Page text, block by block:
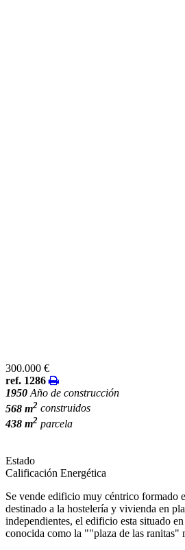
300.000 €
ref. 1286
1950Año de construcción
568 m2 construidos
438 m2 parcela
Estado
Calificación Energética
Se vende edificio muy céntrico formado
destinado a la hostelería y vivienda en
independientes, el edificio esta situado
conocida como la ""plaza de las ranitas"